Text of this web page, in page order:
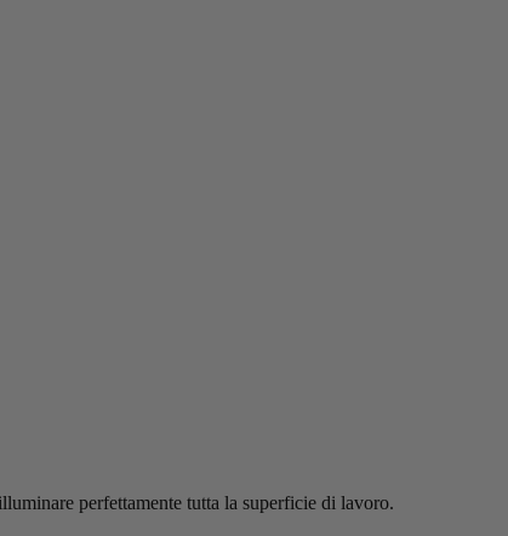
perfettamente tutta la superficie di lavoro.